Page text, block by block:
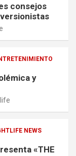
consejos
y
NEWS
«THE